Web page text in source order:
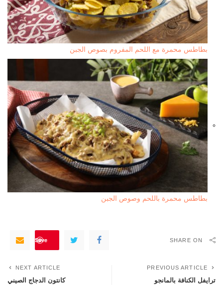
بطاطس محمرة مع اللحم المفروم بصوص الجبن
بطاطس محمرة باللحم وصوص الجبن
SHARE ON
Save
PREVIOUS ARTICLE
ترايفل الكنافة بالمانجو
NEXT ARTICLE
كانتون الدجاج الصيني